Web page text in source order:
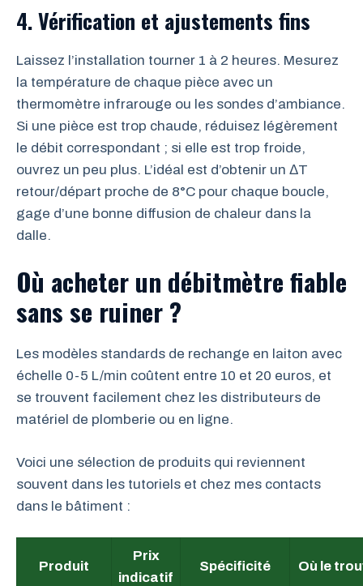
4. Vérification et ajustements fins
Laissez l’installation tourner 1 à 2 heures. Mesurez
la température de chaque pièce avec un
thermomètre infrarouge ou les sondes d’ambiance.
Si une pièce est trop chaude, réduisez légèrement
le débit correspondant ; si elle est trop froide,
ouvrez un peu plus. L’idéal est d’obtenir un ΔT
retour/départ proche de 8°C pour chaque boucle,
gage d’une bonne diffusion de chaleur dans la
dalle.
Où acheter un débitmètre fiable
sans se ruiner ?
Les modèles standards de rechange en laiton avec
échelle 0-5 L/min coûtent entre 10 et 20 euros, et
se trouvent facilement chez les distributeurs de
matériel de plomberie ou en ligne.
Voici une sélection de produits qui reviennent
souvent dans les tutoriels et chez mes contacts
dans le bâtiment :
Produit
Prix
indicatif
Spécificité Où le